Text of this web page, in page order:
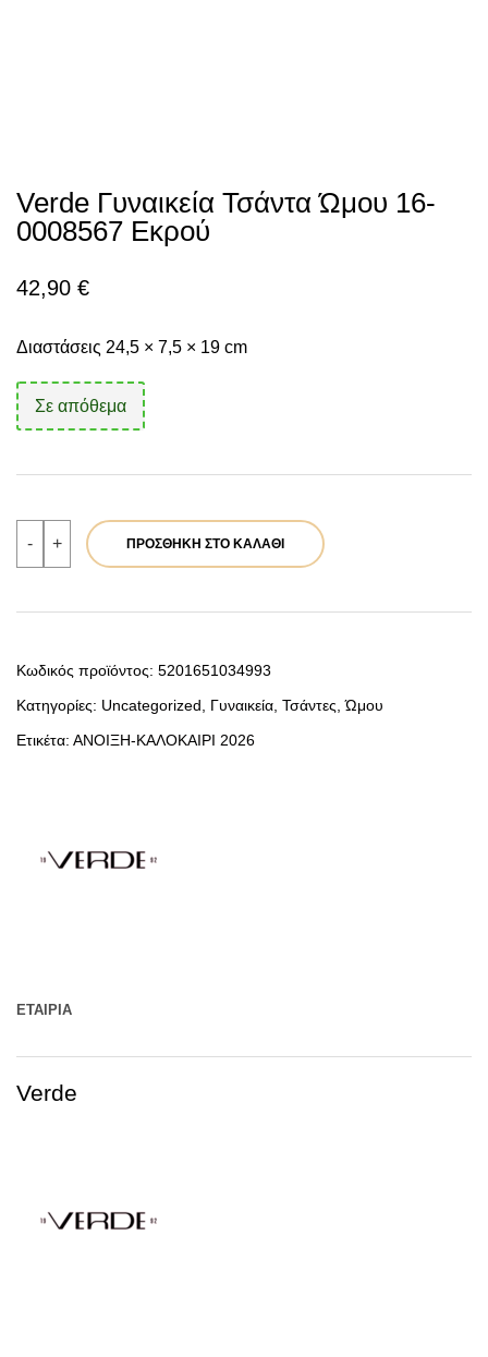
Verde Γυναικεία Τσάντα Ώμου 16-
0008567 Εκρού
42,90 €
Διαστάσεις 24,5 × 7,5 × 19 cm
Σε απόθεμα
-
Verde
Γυναικεία
Τσάντα
ποσότητα
+ ΠΡΟΣΘΉΚΗ ΣΤΟ ΚΑΛΆΘΙ
Κωδικός προϊόντος: 5201651034993
Κατηγορίες: Uncategorized Γυναικεία Τσάντες ,Ώμου
Ετικέτα: ΑΝΟΙΞΗ-ΚΑΛΟΚΑΙΡΙ 2026
ΕΤΑΙΡΊΑ
Verde